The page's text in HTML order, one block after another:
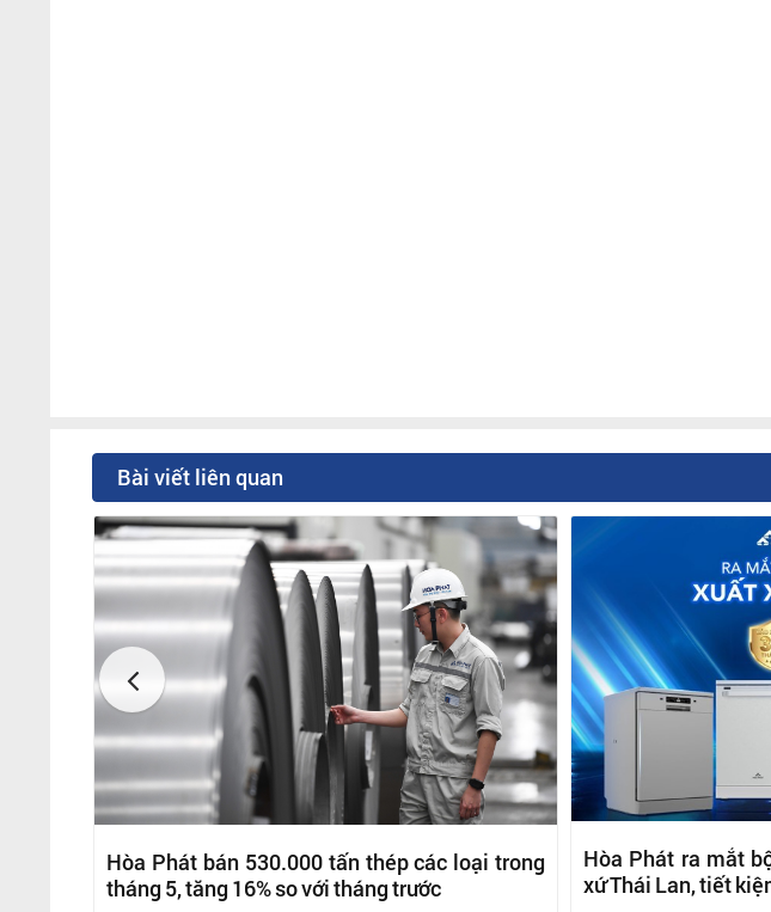
Bài viết liên quan
Hòa Phát bán 530.000 tấn thép các loại trong
tháng 5, tăng 16% so với tháng trước
Hòa Phát ra mắt
xứ Thái Lan, tiết